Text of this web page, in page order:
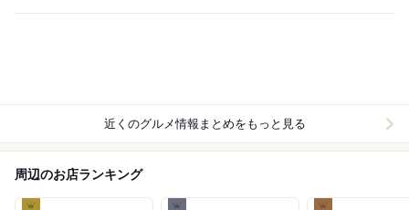
近くのグルメ情報まとめをもっと見る
周辺のお店ランキング